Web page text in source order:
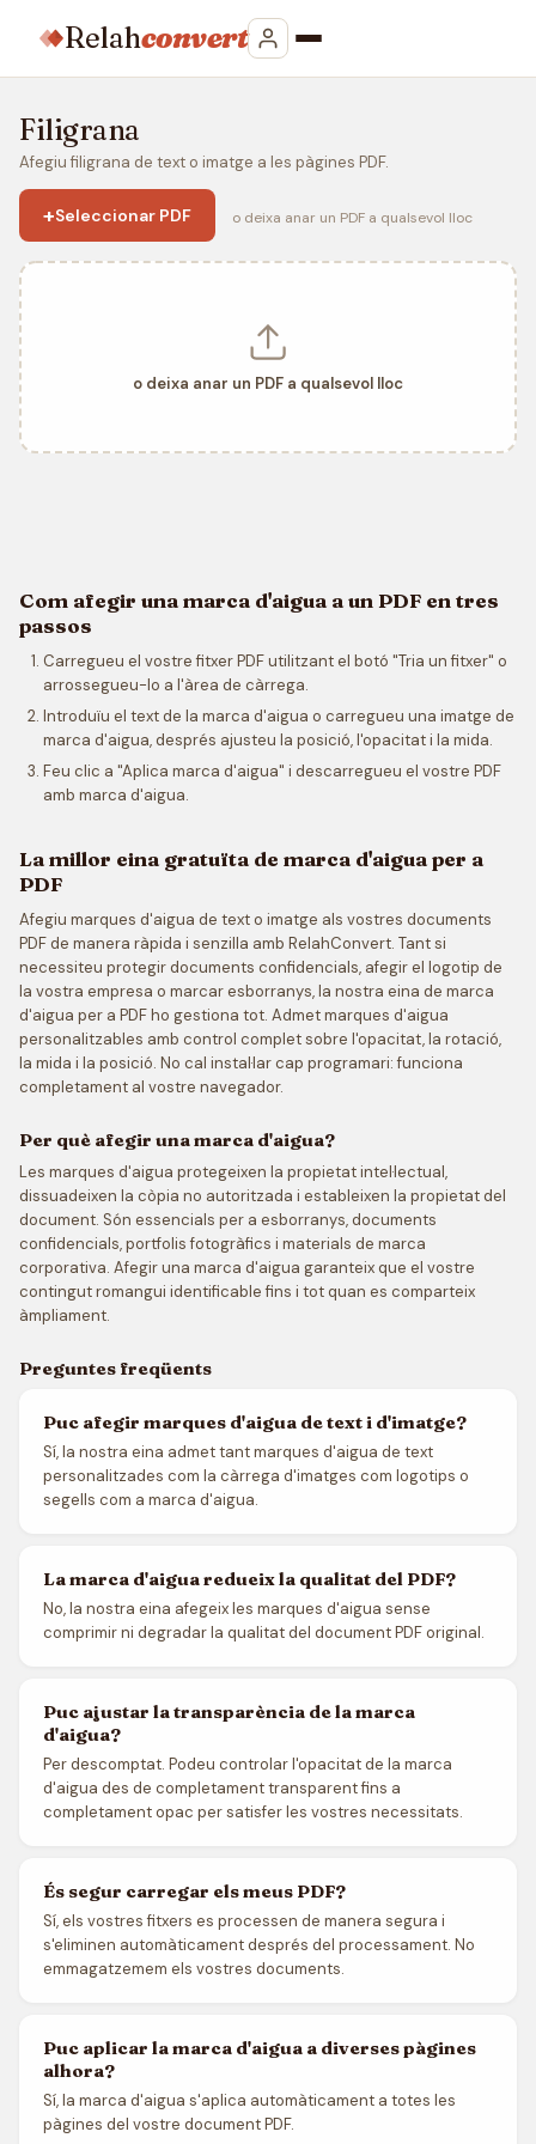
Relahconvert
Filigrana
Afegiu filigrana de text o imatge a les pàgines PDF.
+Seleccionar PDF o deixa anar un PDF a qualsevol lloc
o deixa anar un PDF a qualsevol lloc
Com afegir una marca d'aigua a un PDF en tres
passos
Carregueu el vostre fitxer PDF utilitzant el botó "Tria un fitxer" o
arrossegueu-lo a l'àrea de càrrega.
Introduïu el text de la marca d'aigua o carregueu una imatge de
marca d'aigua, després ajusteu la posició, l'opacitat i la mida.
Feu clic a "Aplica marca d'aigua" i descarregueu el vostre PDF
amb marca d'aigua.
La millor eina gratuïta de marca d'aigua per a
PDF
Afegiu marques d'aigua de text o imatge als vostres documents
PDF de manera ràpida i senzilla amb RelahConvert. Tant si
necessiteu protegir documents confidencials, afegir el logotip de
la vostra empresa o marcar esborranys, la nostra eina de marca
d'aigua per a PDF ho gestiona tot. Admet marques d'aigua
personalitzables amb control complet sobre l'opacitat, la rotació,
la mida i la posició. No cal instal·lar cap programari: funciona
completament al vostre navegador.
Per què afegir una marca d'aigua?
Les marques d'aigua protegeixen la propietat intel·lectual,
dissuadeixen la còpia no autoritzada i estableixen la propietat del
document. Són essencials per a esborranys, documents
confidencials, portfolis fotogràfics i materials de marca
corporativa. Afegir una marca d'aigua garanteix que el vostre
contingut romangui identificable fins i tot quan es comparteix
àmpliament.
Preguntes freqüents
Puc afegir marques d'aigua de text i d'imatge?
Sí, la nostra eina admet tant marques d'aigua de text
personalitzades com la càrrega d'imatges com logotips o
segells com a marca d'aigua.
La marca d'aigua redueix la qualitat del PDF?
No, la nostra eina afegeix les marques d'aigua sense
comprimir ni degradar la qualitat del document PDF original.
Puc ajustar la transparència de la marca
d'aigua?
Per descomptat. Podeu controlar l'opacitat de la marca
d'aigua des de completament transparent fins a
completament opac per satisfer les vostres necessitats.
És segur carregar els meus PDF?
Sí, els vostres fitxers es processen de manera segura i
s'eliminen automàticament després del processament. No
emmagatzemem els vostres documents.
Puc aplicar la marca d'aigua a diverses pàgines
alhora?
Sí, la marca d'aigua s'aplica automàticament a totes les
pàgines del vostre document PDF.